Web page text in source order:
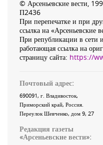
© Арсеньевские вести,
П2436
При перепечатке и при
ссылка на «Арсеньевские
При републикации в сети
работающая ссылка на
страницу сайта: https://
Почтовый адрес:
690091, г. Владивосток,
Приморский край, Россия
Переулок Шевченко, дом 9, 27
Редакция газеты
«Арсеньевские вести»: